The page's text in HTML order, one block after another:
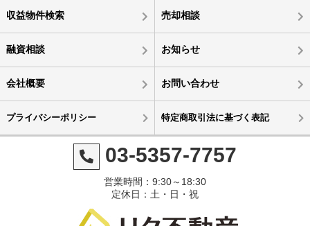
収益物件検索 売却相談
融資相談 お知らせ
会社概要 お問い合わせ
プライバシーポリシー 特定商取引法に基づく表記
03-5357-7757
営業時間：9:30～18:30
定休日：土・日・祝